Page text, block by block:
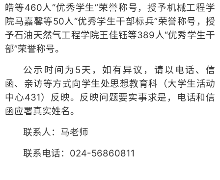
皓等460人“优秀学生”荣誉称号，授予机械工程学
院马嘉馨等50人“优秀学生干部标兵”荣誉称号，授
予石油天然气工程学院王佳钰等389人“优秀学生干
部”荣誉称号。
公示时间为5天，如有异议，请以电话、信
函、亲访等方式向学生处思想教育科（大学生活动
中心431）反映。反映问题要实事求是，电话和信
函应署真实姓名。
联系人：马老师
联系电话：024-56860811